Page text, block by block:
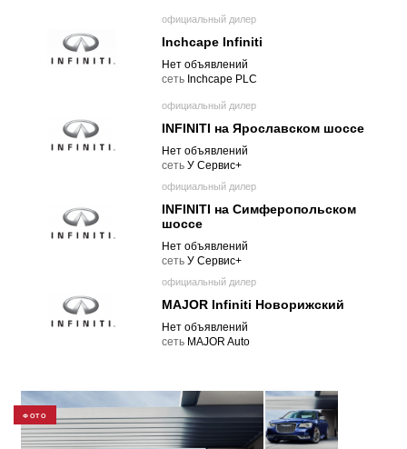
официальный дилер
Inchcape Infiniti
Нет объявлений
cеть Inchcape PLC
официальный дилер
INFINITI на Ярославском шоссе
Нет объявлений
cеть У Сервис+
официальный дилер
INFINITI на Симферопольском
шоссе
Нет объявлений
cеть У Сервис+
официальный дилер
MAJOR Infiniti Новорижский
Нет объявлений
cеть MAJOR Auto
ФОТО